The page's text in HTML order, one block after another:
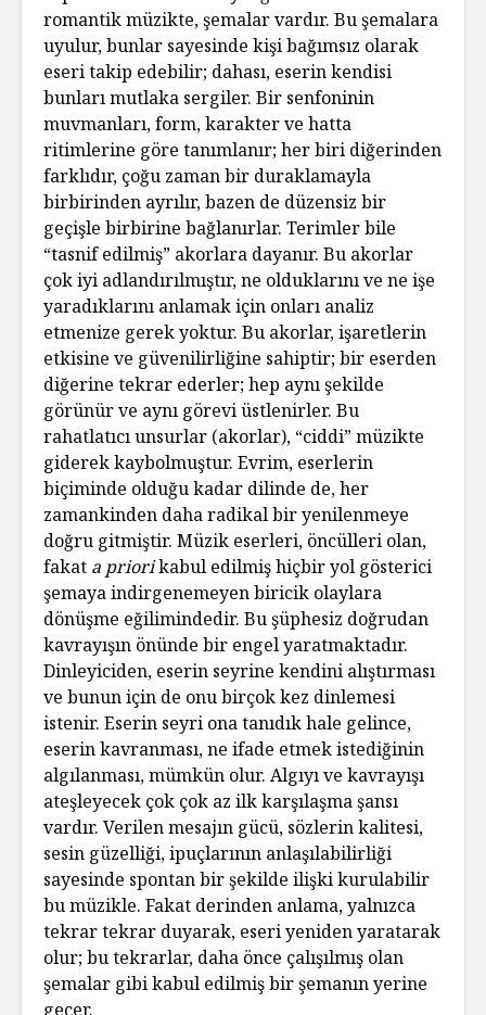
romantik müzikte, şemalar vardır. Bu şemalara
uyulur, bunlar sayesinde kişi bağımsız olarak
eseri takip edebilir; dahası, eserin kendisi
bunları mutlaka sergiler. Bir senfoninin
muvmanları, form, karakter ve hatta
ritimlerine göre tanımlanır; her biri diğerinden
farklıdır, çoğu zaman bir duraklamayla
birbirinden ayrılır, bazen de düzensiz bir
geçişle birbirine bağlanırlar. Terimler bile
“tasnif edilmiş” akorlara dayanır. Bu akorlar
çok iyi adlandırılmıştır, ne olduklarını ve ne işe
yaradıklarını anlamak için onları analiz
etmenize gerek yoktur. Bu akorlar, işaretlerin
etkisine ve güvenilirliğine sahiptir; bir eserden
diğerine tekrar ederler; hep aynı şekilde
görünür ve aynı görevi üstlenirler. Bu
rahatlatıcı unsurlar (akorlar), “ciddi” müzikte
giderek kaybolmuştur. Evrim, eserlerin
biçiminde olduğu kadar dilinde de, her
zamankinden daha radikal bir yenilenmeye
doğru gitmiştir. Müzik eserleri, öncülleri olan,
fakat a priorikabul edilmiş hiçbir yol gösterici
şemaya indirgenemeyen biricik olaylara
dönüşme eğilimindedir. Bu şüphesiz doğrudan
kavrayışın önünde bir engel yaratmaktadır.
Dinleyiciden, eserin seyrine kendini alıştırması
ve bunun için de onu birçok kez dinlemesi
istenir. Eserin seyri ona tanıdık hale gelince,
eserin kavranması, ne ifade etmek istediğinin
algılanması, mümkün olur. Algıyı ve kavrayışı
ateşleyecek çok çok az ilk karşılaşma şansı
vardır. Verilen mesajın gücü, sözlerin kalitesi,
sesin güzelliği, ipuçlarının anlaşılabilirliği
sayesinde spontan bir şekilde ilişki kurulabilir
bu müzikle. Fakat derinden anlama, yalnızca
tekrar tekrar duyarak, eseri yeniden yaratarak
olur; bu tekrarlar, daha önce çalışılmış olan
şemalar gibi kabul edilmiş bir şemanın yerine
geçer.